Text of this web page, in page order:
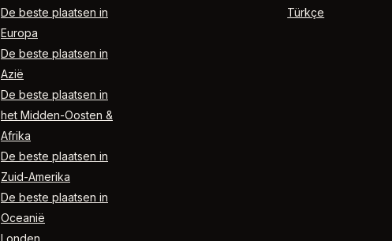
De beste plaatsen in
Europa
De beste plaatsen in
Azië
De beste plaatsen in
het Midden-Oosten &
Afrika
De beste plaatsen in
Zuid-Amerika
De beste plaatsen in
Oceanië
Londen
Türkçe